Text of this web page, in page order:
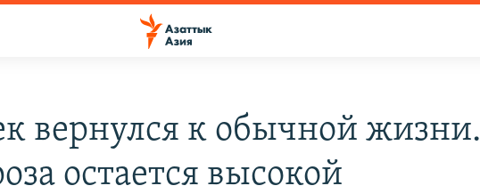
вернулся к обычной жизни.
остается высокой